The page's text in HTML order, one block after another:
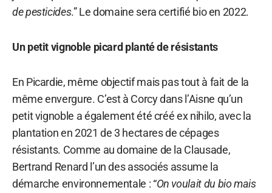
de pesticides.” Le domaine sera certifié bio en 2022.
Un petit vignoble picard planté de résistants
En Picardie, même objectif mais pas tout à fait de la
même envergure. C’est à Corcy dans l’Aisne qu’un
petit vignoble a également été créé ex nihilo, avec la
plantation en 2021 de 3 hectares de cépages
résistants. Comme au domaine de la Clausade,
Bertrand Renard l’un des associés assume la
démarche environnementale : “On voulait du bio mais